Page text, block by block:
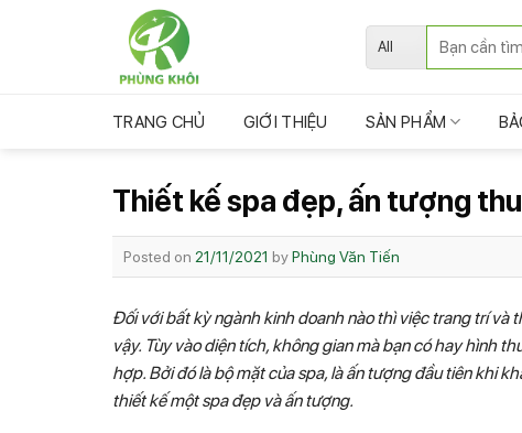
kiếm:
TRANG CHỦ GIỚI THIỆU SẢN PHẨM
Thiết kế spa đẹp, ấn tượng
Posted on 21/11/2021 byPhùng Văn Tiến
Đối với bất kỳ ngành kinh doanh nào thì việc trang trí và
vậy. Tùy vào diện tích, không gian mà bạn có hay hình
hợp. Bởi đó là bộ mặt của spa, là ấn tượng đầu tiên khi
thiết kế một spa đẹp và ấn tượng.